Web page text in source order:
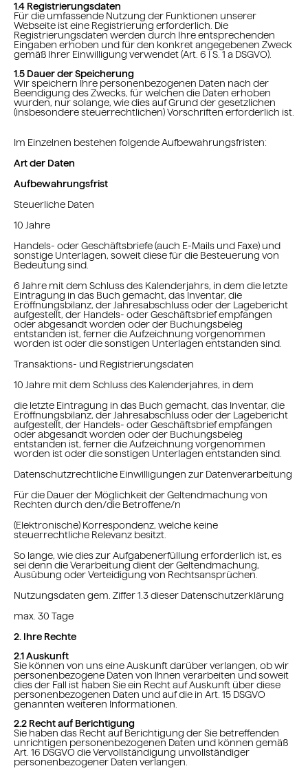
1.4 Registrierungsdaten
Für die umfassende Nutzung der Funktionen unserer
Webseite ist eine Registrierung erforderlich. Die
Registrierungsdaten werden durch Ihre entsprechenden
Eingaben erhoben und für den konkret angegebenen Zweck
gemäß Ihrer Einwilligung verwendet (Art. 6 I S. 1 a DSGVO).
1.5 Dauer der Speicherung
Wir speichern Ihre personenbezogenen Daten nach der
Beendigung des Zwecks, für welchen die Daten erhoben
wurden, nur solange, wie dies auf Grund der gesetzlichen
(insbesondere steuerrechtlichen) Vorschriften erforderlich ist.
Im Einzelnen bestehen folgende Aufbewahrungsfristen:
Art der Daten
Aufbewahrungsfrist
Steuerliche Daten
10 Jahre
Handels- oder Geschäftsbriefe (auch E-Mails und Faxe) und
sonstige Unterlagen, soweit diese für die Besteuerung von
Bedeutung sind.
6 Jahre mit dem Schluss des Kalenderjahrs, in dem die letzte
Eintragung in das Buch gemacht, das Inventar, die
Eröffnungsbilanz, der Jahresabschluss oder der Lagebericht
aufgestellt, der Handels- oder Geschäftsbrief empfangen
oder abgesandt worden oder der Buchungsbeleg
entstanden ist, ferner die Aufzeichnung vorgenommen
worden ist oder die sonstigen Unterlagen entstanden sind.
Transaktions- und Registrierungsdaten
10 Jahre mit dem Schluss des Kalenderjahres, in dem
die letzte Eintragung in das Buch gemacht, das Inventar, die
Eröffnungsbilanz, der Jahresabschluss oder der Lagebericht
aufgestellt, der Handels- oder Geschäftsbrief empfangen
oder abgesandt worden oder der Buchungsbeleg
entstanden ist, ferner die Aufzeichnung vorgenommen
worden ist oder die sonstigen Unterlagen entstanden sind.
Datenschutzrechtliche Einwilligungen zur Datenverarbeitung
Für die Dauer der Möglichkeit der Geltendmachung von
Rechten durch den/die Betroffene/n
(Elektronische) Korrespondenz, welche keine
steuerrechtliche Relevanz besitzt.
So lange, wie dies zur Aufgabenerfüllung erforderlich ist, es
sei denn die Verarbeitung dient der Geltendmachung,
Ausübung oder Verteidigung von Rechtsansprüchen.
Nutzungsdaten gem. Ziffer 1.3 dieser Datenschutzerklärung
max. 30 Tage
2. Ihre Rechte
2.1 Auskunft
Sie können von uns eine Auskunft darüber verlangen, ob wir
personenbezogene Daten von Ihnen verarbeiten und soweit
dies der Fall ist haben Sie ein Recht auf Auskunft über diese
personenbezogenen Daten und auf die in Art. 15 DSGVO
genannten weiteren Informationen.
2.2 Recht auf Berichtigung
Sie haben das Recht auf Berichtigung der Sie betreffenden
unrichtigen personenbezogenen Daten und können gemäß
Art. 16 DSGVO die Vervollständigung unvollständiger
personenbezogener Daten verlangen.